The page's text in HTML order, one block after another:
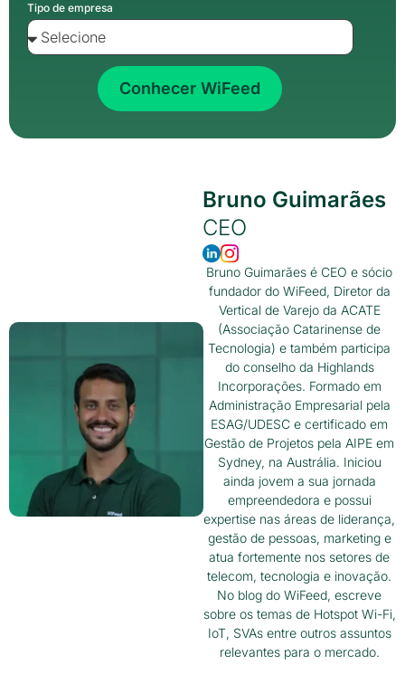
Tipo de empresa
Conhecer WiFeed
Bruno Guimarães
CEO
Bruno Guimarães é CEO e sócio
fundador do WiFeed, Diretor da
Vertical de Varejo da ACATE
(Associação Catarinense de
Tecnologia) e também participa
do conselho da Highlands
Incorporações. Formado em
Administração Empresarial pela
ESAG/UDESC e certificado em
Gestão de Projetos pela AIPE em
Sydney, na Austrália. Iniciou
ainda jovem a sua jornada
empreendedora e possui
expertise nas áreas de liderança,
gestão de pessoas, marketing e
atua fortemente nos setores de
telecom, tecnologia e inovação.
No blog do WiFeed, escreve
sobre os temas de Hotspot Wi-Fi,
IoT, SVAs entre outros assuntos
relevantes para o mercado.